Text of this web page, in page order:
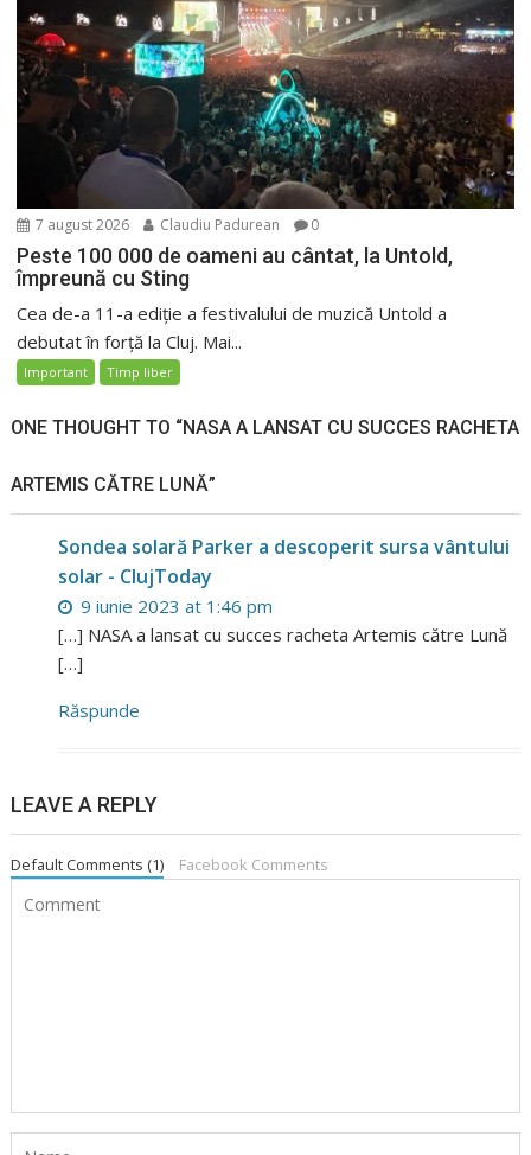
7 august 2026 Claudiu Padurean 0
Peste 100 000 de oameni au cântat, la Untold,
împreună cu Sting
Cea de-a 11-a ediție a festivalului de muzică Untold a
debutat în forță la Cluj. Mai...
Important Timp liber
ONE THOUGHT TO “NASA A LANSAT CU SUCCES RACHETA
ARTEMIS CĂTRE LUNĂ”
Sondea solară Parker a descoperit sursa vântului
solar - ClujToday
9 iunie 2023 at 1:46 pm
[…] NASA a lansat cu succes racheta Artemis către Lună
[…]
Răspunde
LEAVE A REPLY
Default Comments (1) Facebook Comments